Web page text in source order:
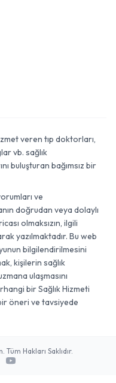
veren tıp doktorları,
vb. sağlık
buluşturan bağımsız bir
ve
doğrudan veya dolaylı
olmaksızın, ilgili
yazılmaktadır. Bu web
bilgilendirilmesini
kişilerin sağlık
ulaşmasını
bir Sağlık Hizmeti
öneri ve tavsiyede
Hakları Saklıdır.